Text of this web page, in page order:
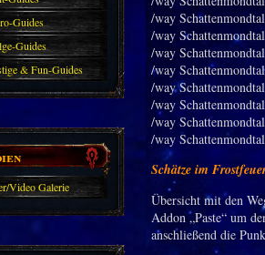
Guides
Guides
& Fun-Guides
Video Galerie
/way
/way
/way
/way
/way
/way
/way
/way
Schätze im
Übersicht mit den
Addon „Paste“ um
anschließend die